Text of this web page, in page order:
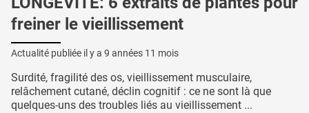
freiner le vieillissement
Actualité publiée il y a 9 années 11 mois
Surdité, fragilité des os, vieillissement musculaire,
relâchement cutané, déclin cognitif : ce ne sont là que
quelques-uns des troubles liés au vieillissement ...